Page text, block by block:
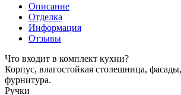
Описание
Отделка
Информация
Отзывы
Что входит в комплект кухни?
Корпус, влагостойкая столешница,
фурнитура.
Ручки